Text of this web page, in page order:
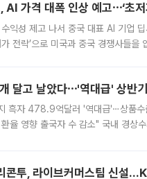
AI 가격 대폭 인상 예고⋯‘초저
수익성 제고 나서 중국 대표 AI 기업
가 전략’으로 미국과 중국 경쟁사들
달고 날았다⋯'역대급' 상반
흑자 478.9억달러 '역대급'⋯상품
율 영향 출국자 수 감소" 국내 경상
콘투, 라이브커머스팀 신설…K